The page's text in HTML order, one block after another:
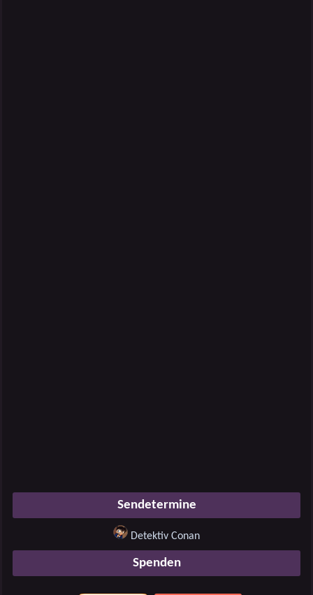
Sendetermine
Detektiv Conan
Spenden